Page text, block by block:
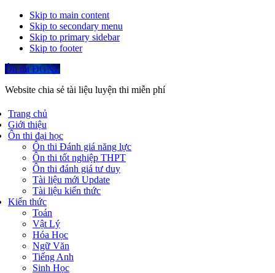
Skip to main content
Skip to secondary menu
Skip to primary sidebar
Skip to footer
Ôn thi ĐGNL
Website chia sẻ tài liệu luyện thi miễn phí
Trang chủ
Giới thiệu
Ôn thi đại học
Ôn thi Đánh giá năng lực
Ôn thi tốt nghiệp THPT
Ôn thi đánh giá tư duy
Tài liệu mới Update
Tài liệu kiến thức
Kiến thức
Toán
Vật Lý
Hóa Học
Ngữ Văn
Tiếng Anh
Sinh Học